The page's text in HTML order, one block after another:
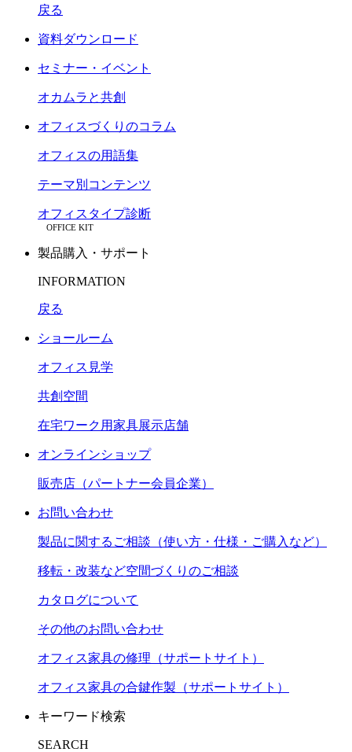
戻る
資料ダウンロード
セミナー・イベント
オカムラと共創
オフィスづくりのコラム
オフィスの用語集
テーマ別コンテンツ
オフィスタイプ診断
OFFICE KIT
製品購入・サポート
INFORMATION
戻る
ショールーム
オフィス見学
共創空間
在宅ワーク用家具展示店舗
オンラインショップ
販売店（パートナー会員企業）
お問い合わせ
製品に関するご相談（使い方・仕様・ご購入など）
移転・改装など空間づくりのご相談
カタログについて
その他のお問い合わせ
オフィス家具の修理（サポートサイト）
オフィス家具の合鍵作製（サポートサイト）
キーワード検索
SEARCH